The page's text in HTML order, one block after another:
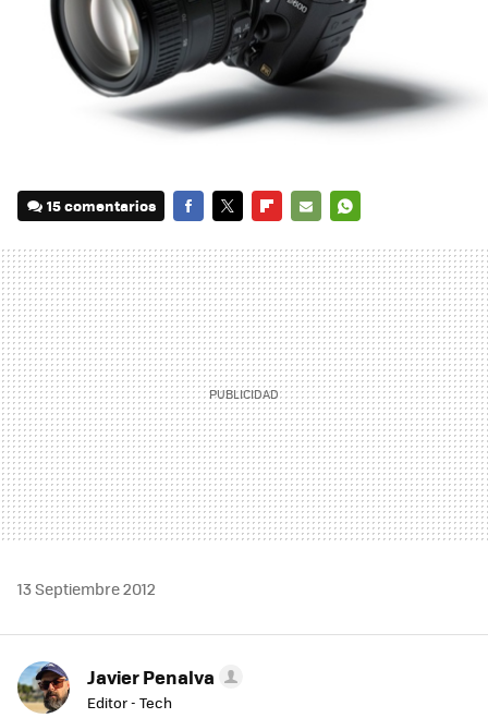
15 comentarios
MAIL
13 Septiembre 2012
Javier Penalva
Editor - Tech